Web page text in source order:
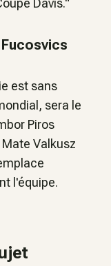
Davis."
est sans
sera le
Piros
Valkusz
l'équipe.